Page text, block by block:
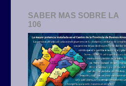
SABER MAS SOBRE LA
106